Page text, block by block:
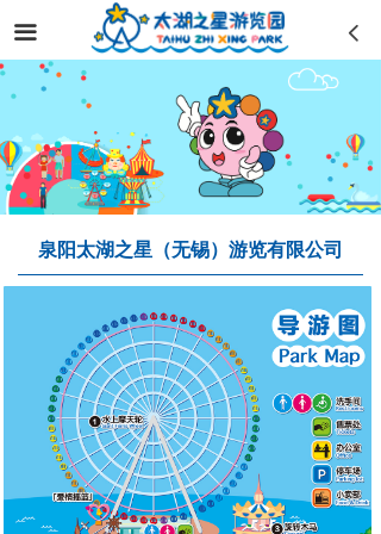
끀 넳
泉阳太湖之星（无锡）游览有限公司